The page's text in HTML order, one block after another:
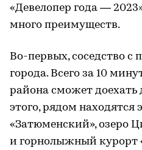
«Девелопер года —
много преимуществ.
Во-первых, соседство с
города. Всего за 10
района сможет
этого, рядом находятся
«Затюменский», озеро
и горнолыжный курорт